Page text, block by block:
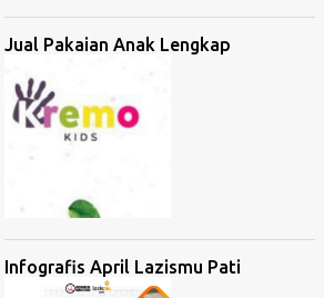
Jual Pakaian Anak Lengkap
Infografis April Lazismu Pati